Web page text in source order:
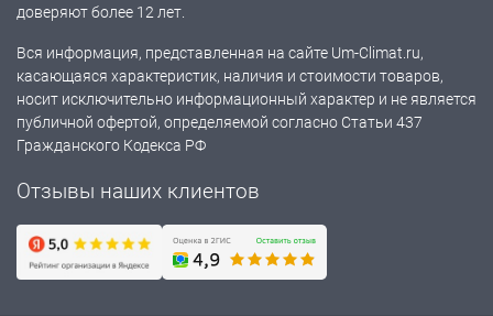
доверяют более 12 лет.
Вся информация, представленная на сайте Um-Climat.ru,
касающаяся характеристик, наличия и стоимости товаров,
носит исключительно информационный характер и не является
публичной офертой, определяемой согласно Статьи 437
Гражданского Кодекса РФ
Отзывы наших клиентов